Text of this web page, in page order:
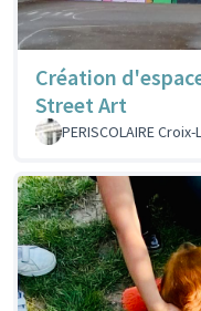
Création
Street Art
PERISCOLAIRE